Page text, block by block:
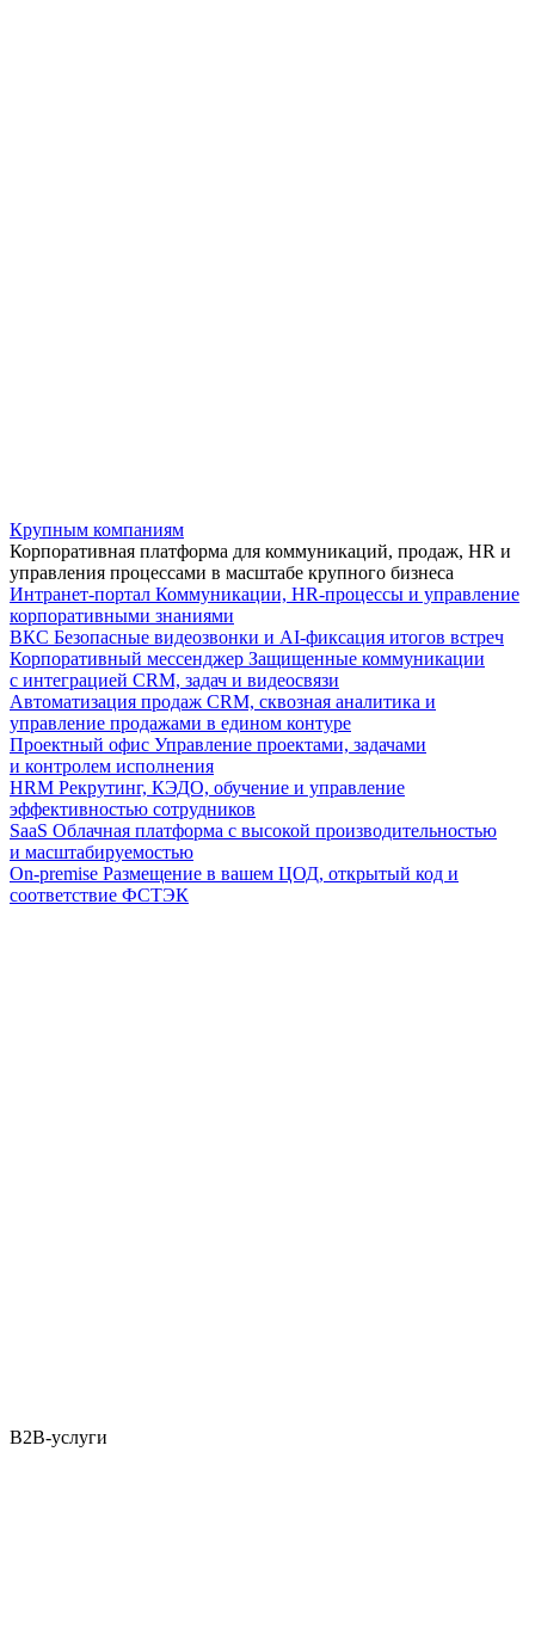
Крупным компаниям
Корпоративная платформа для коммуникаций, продаж, HR и
управления процессами в масштабе крупного бизнеса
Интранет-портал Коммуникации, HR-процессы и управление
корпоративными знаниями
ВКС Безопасные видеозвонки и AI-фиксация итогов встреч
Корпоративный мессенджер Защищенные коммуникации
с интеграцией CRM, задач и видеосвязи
Автоматизация продаж CRM, сквозная аналитика и
управление продажами в едином контуре
Проектный офис Управление проектами, задачами
и контролем исполнения
HRM Рекрутинг, КЭДО, обучение и управление
эффективностью сотрудников
SaaS Облачная платформа с высокой производительностью
и масштабируемостью
On-premise Размещение в вашем ЦОД, открытый код и
соответствие ФСТЭК
B2B-услуги